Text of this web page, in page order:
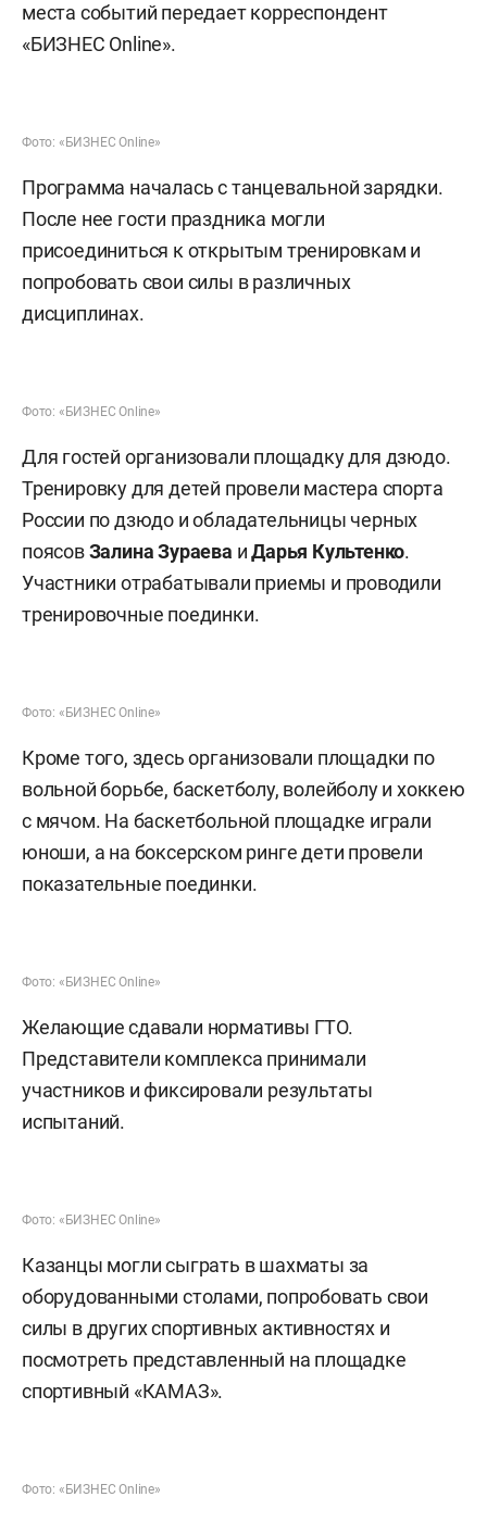
места событий передает корреспондент
«БИЗНЕС Online».
Фото: «БИЗНЕС Online»
Программа началась с танцевальной зарядки.
После нее гости праздника могли
присоединиться к открытым тренировкам и
попробовать свои силы в различных
дисциплинах.
Фото: «БИЗНЕС Online»
Для гостей организовали площадку для дзюдо.
Тренировку для детей провели мастера спорта
России по дзюдо и обладательницы черных
поясовЗалина Зураева иДарья Культенко.
Участники отрабатывали приемы и проводили
тренировочные поединки.
Фото: «БИЗНЕС Online»
Кроме того, здесь организовали площадки по
вольной борьбе, баскетболу, волейболу и хоккею
с мячом. На баскетбольной площадке играли
юноши, а на боксерском ринге дети провели
показательные поединки.
Фото: «БИЗНЕС Online»
Желающие сдавали нормативы ГТО.
Представители комплекса принимали
участников и фиксировали результаты
испытаний.
Фото: «БИЗНЕС Online»
Казанцы могли сыграть в шахматы за
оборудованными столами, попробовать свои
силы в других спортивных активностях и
посмотреть представленный на площадке
спортивный «КАМАЗ».
Фото: «БИЗНЕС Online»